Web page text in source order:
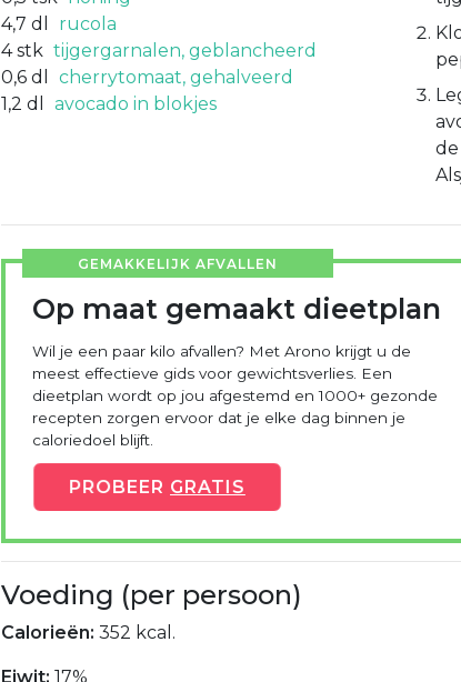
4,7 dl
rucola
4 stk tijgergarnalen, geblancheerd
0,6 dl
cherrytomaat, gehalveerd
1,2 dl avocado in blokjes
de
GEMAKKELIJK AFVALLEN
Op maat gemaakt dieetplan
Wil je een paar kilo afvallen? Met Arono krijgt u de
meest effectieve gids voor gewichtsverlies. Een
dieetplan wordt op jou afgestemd en 1000+ gezonde
recepten zorgen ervoor dat je elke dag binnen je
caloriedoel blijft.
PROBEER GRATIS
Voeding (per persoon)
Calorieën: 352 kcal.
Eiwit: 17%